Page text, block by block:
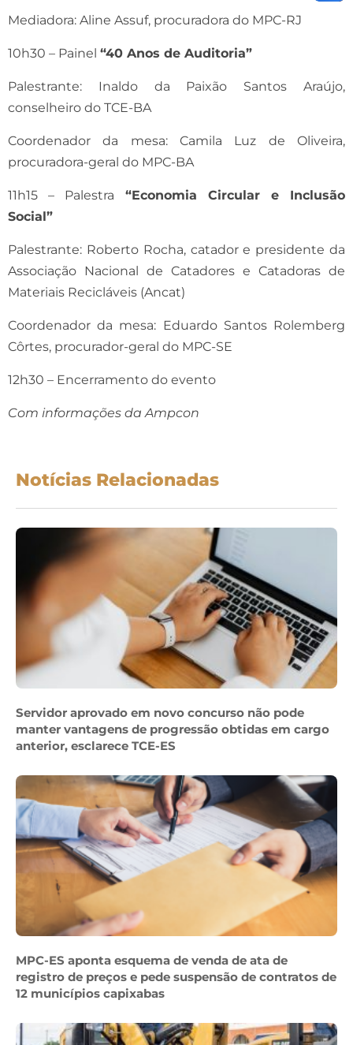
Mediadora: Aline Assuf, procuradora do MPC-RJ
10h30 – Painel “40 Anos de Auditoria”
Palestrante: Inaldo da Paixão Santos Araújo,
conselheiro do TCE-BA
Coordenador da mesa: Camila Luz de Oliveira,
procuradora-geral do MPC-BA
11h15 – Palestra “Economia Circular e Inclusão
Social”
Palestrante: Roberto Rocha, catador e presidente da
Associação Nacional de Catadores e Catadoras de
Materiais Recicláveis (Ancat)
Coordenador da mesa: Eduardo Santos Rolemberg
Côrtes, procurador-geral do MPC-SE
12h30 – Encerramento do evento
Com informações da Ampcon
Notícias Relacionadas
Servidor aprovado em novo concurso não pode
manter vantagens de progressão obtidas em cargo
anterior, esclarece TCE-ES
MPC-ES aponta esquema de venda de ata de
registro de preços e pede suspensão de contratos de
12 municípios capixabas